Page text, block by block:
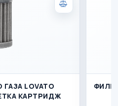
КАРТРИДЖ